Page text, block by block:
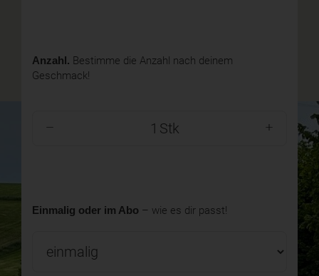
Anzahl. Bestimme die Anzahl nach deinem
Geschmack!
Stk
Einmalig oder im Abo – wie es dir passt!